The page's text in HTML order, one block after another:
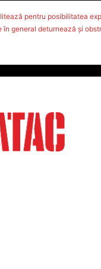
pentru posibilitatea
general deturnează şi